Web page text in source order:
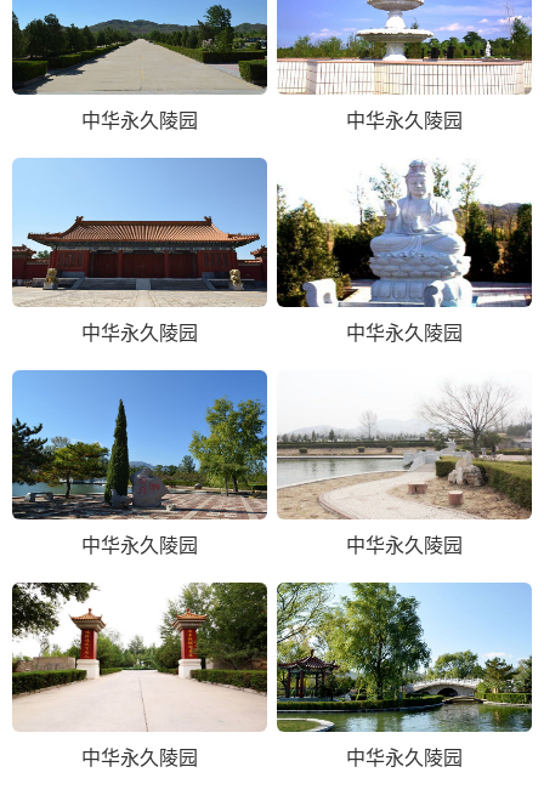
中华永久陵园 中华永久陵园
中华永久陵园 中华永久陵园
中华永久陵园 中华永久陵园
中华永久陵园 中华永久陵园